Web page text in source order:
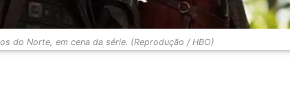
do Norte, em cena da série. (Reprodução / HBO)